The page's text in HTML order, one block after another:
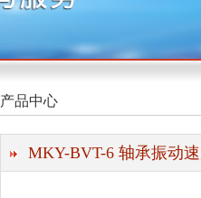
产品中心
MKY-BVT-6 轴承振动